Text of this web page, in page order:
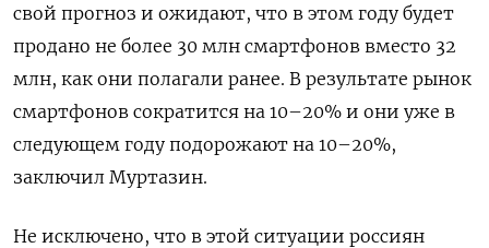
свой прогноз и ожидают, что в этом году будет
продано не более 30 млн смартфонов вместо 32
млн, как они полагали ранее. В результате рынок
смартфонов сократится на 10–20% и они уже в
следующем году подорожают на 10–20%,
заключил Муртазин.
Не исключено, что в этой ситуации россиян